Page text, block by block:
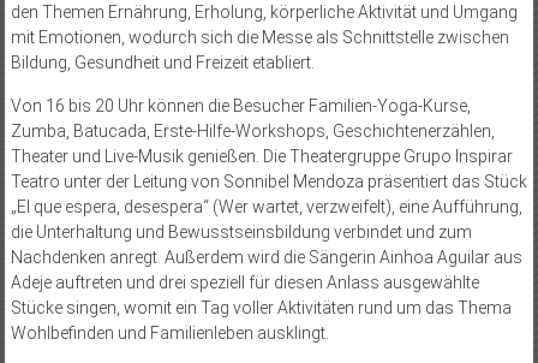
den Themen Ernährung, Erholung, körperliche Aktivität und Umgang
mit Emotionen, wodurch sich die Messe als Schnittstelle zwischen
Bildung, Gesundheit und Freizeit etabliert.
Von 16 bis 20 Uhr können die Besucher Familien-Yoga-Kurse,
Zumba, Batucada, Erste-Hilfe-Workshops, Geschichtenerzählen,
Theater und Live-Musik genießen. Die Theatergruppe Grupo Inspirar
Teatro unter der Leitung von Sonnibel Mendoza präsentiert das Stück
„El que espera, desespera“ (Wer wartet, verzweifelt), eine Aufführung,
die Unterhaltung und Bewusstseinsbildung verbindet und zum
Nachdenken anregt. Außerdem wird die Sängerin Ainhoa Aguilar aus
Adeje auftreten und drei speziell für diesen Anlass ausgewählte
Stücke singen, womit ein Tag voller Aktivitäten rund um das Thema
Wohlbefinden und Familienleben ausklingt.